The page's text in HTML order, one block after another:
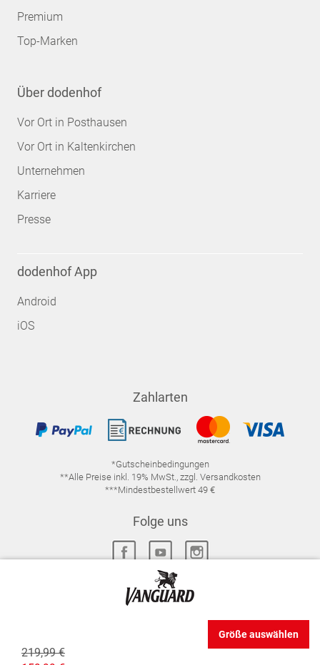
219,99 €
Größe auswählen
Premium
Top-Marken
Über dodenhof
Vor Ort in Posthausen
Vor Ort in Kaltenkirchen
Unternehmen
Karriere
Presse
dodenhof App
Android
iOS
Zahlarten
*Gutscheinbedingungen
**Alle Preise inkl. 19% MwSt., zzgl. Versandkosten
***Mindestbestellwert 49 €
Folge uns
DATENSCHUTZ-EINSTELLUNGEN
WIDERRUFSRECHT